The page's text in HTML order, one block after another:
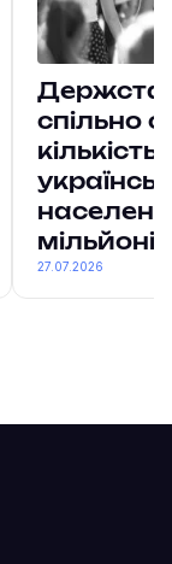
Держстат
спільно
кількість
мільйонів
27.07.2026